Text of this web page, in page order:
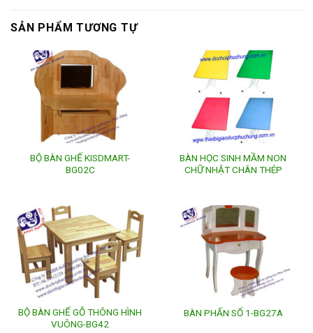
SẢN PHẨM TƯƠNG TỰ
BỘ BÀN GHẾ KISDMART-
BG02C
BÀN HỌC SINH MẦM NON
CHỮ NHẬT CHÂN THÉP
BỘ BÀN GHẾ GỖ THÔNG HÌNH
VUÔNG-BG42
BÀN PHẤN SỐ 1-BG27A